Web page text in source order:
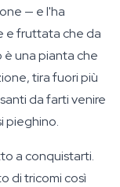
— e l'ha
e fruttata che da
è una pianta che
tira fuori più
da farti venire
pieghino.
a conquistarti.
di tricomi così